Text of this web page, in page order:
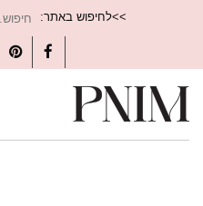
>>לחיפוש באתר: